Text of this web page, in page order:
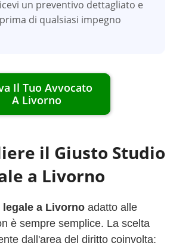
un preventivo dettagliato e
di qualsiasi impegno
Il Tuo Avvocato
A Livorno
il Giusto Studio
a Livorno
a Livorno adatto alle
è sempre semplice. La scelta
dall'area del diritto coinvolta: